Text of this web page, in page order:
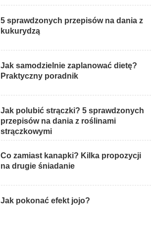
5 sprawdzonych przepisów na dania z
kukurydzą
Jak samodzielnie zaplanować dietę?
Praktyczny poradnik
Jak polubić strączki? 5 sprawdzonych
przepisów na dania z roślinami
strączkowymi
Co zamiast kanapki? Kilka propozycji
na drugie śniadanie
Jak pokonać efekt jojo?